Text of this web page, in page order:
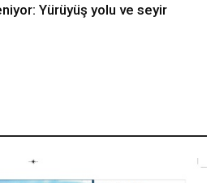
Yürüyüş yolu ve seyir